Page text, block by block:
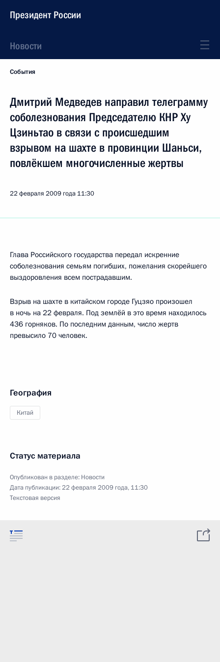
Президент России
Новости
События
Дмитрий Медведев направил телеграмму
соболезнования Председателю КНР Ху
Цзиньтао в связи с происшедшим
взрывом на шахте в провинции Шаньси,
повлёкшем многочисленные жертвы
22 февраля 2009 года 11:30
Глава Российского государства передал искренние
соболезнования семьям погибших, пожелания скорейшего
выздоровления всем пострадавшим.
Взрыв на шахте в китайском городе Гуцзяо произошел
в ночь на 22 февраля. Под землёй в это время находилось
436 горняков. По последним данным, число жертв
превысило 70 человек.
География
Китай
Статус материала
Опубликован в разделе: Новости
Дата публикации:22 февраля 2009 года, 11:30
Текстовая версия